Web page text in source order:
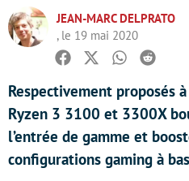
JEAN-MARC DELPRATO
, le 19 mai 2020
Facebook
TwitterWhatsapp
Reddit
Respectivement proposés
Ryzen 3 3100 et 3300X
l’entrée de gamme et
configurations gaming à